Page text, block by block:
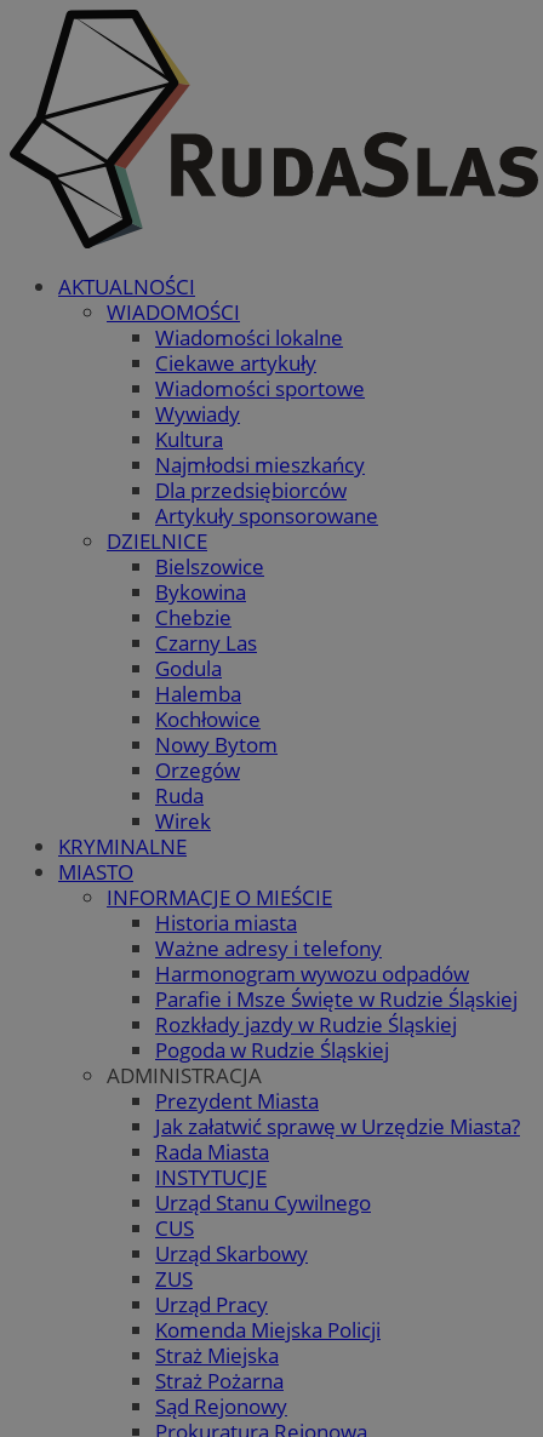
AKTUALNOŚCI
WIADOMOŚCI
Wiadomości lokalne
Ciekawe artykuły
Wiadomości sportowe
Wywiady
Kultura
Najmłodsi mieszkańcy
Dla przedsiębiorców
Artykuły sponsorowane
DZIELNICE
Bielszowice
Bykowina
Chebzie
Czarny Las
Godula
Halemba
Kochłowice
Nowy Bytom
Orzegów
Ruda
Wirek
KRYMINALNE
MIASTO
INFORMACJE O MIEŚCIE
Historia miasta
Ważne adresy i telefony
Harmonogram wywozu odpadów
Parafie i Msze Święte w Rudzie Śląskiej
Rozkłady jazdy w Rudzie Śląskiej
Pogoda w Rudzie Śląskiej
ADMINISTRACJA
Prezydent Miasta
Jak załatwić sprawę w Urzędzie Miasta?
Rada Miasta
INSTYTUCJE
Urząd Stanu Cywilnego
CUS
Urząd Skarbowy
ZUS
Urząd Pracy
Komenda Miejska Policji
Straż Miejska
Straż Pożarna
Sąd Rejonowy